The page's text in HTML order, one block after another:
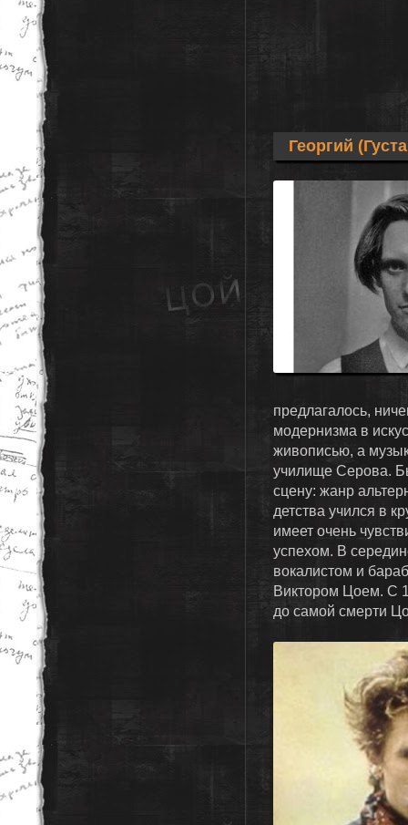
Георгий
предлагалось,
модернизма в
живописью, а
училище Серова.
сцену: жанр
детства учился в
имеет очень
успехом. В
вокалистом и
Виктором Цоем. С
до самой смерти